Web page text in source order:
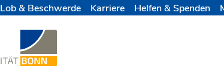
Lob & Beschwerde Karriere Helfen & Spenden